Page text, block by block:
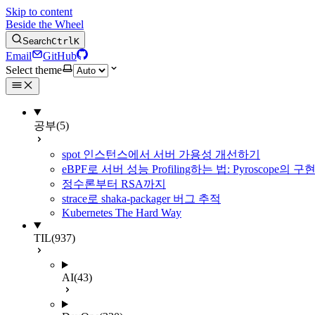
Skip to content
Beside the Wheel
SearchCtrlK
Email
GitHub
Select theme
공부(5)
spot 인스턴스에서 서버 가용성 개선하기
eBPF로 서버 성능 Profiling하는 법: Pyroscope의 구
정수론부터 RSA까지
strace로 shaka-packager 버그 추적
Kubernetes The Hard Way
TIL(937)
AI(43)